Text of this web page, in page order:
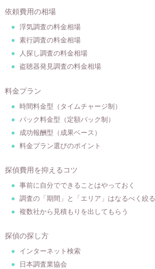
依頼費用の相場
浮気調査の料金相場
素行調査の料金相場
人探し調査の料金相場
盗聴器発見調査の料金相場
料金プラン
時間料金型（タイムチャージ制）
パック料金型（定額パック制）
成功報酬型（成果ベース）
料金プラン選びのポイント
探偵費用を抑えるコツ
事前に自分でできることはやっておく
調査の「期間」と「エリア」はなるべく絞る
複数社から見積もりを出してもらう
探偵の探し方
インターネット検索
日本調査業協会